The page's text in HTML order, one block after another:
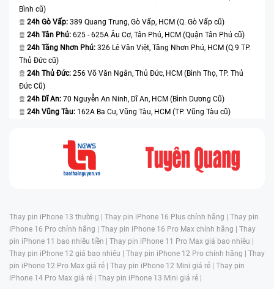
Bình cũ)
24h Gò Vấp: 389 Quang Trung, Gò Vấp, HCM (Q. Gò Vấp cũ)
24h Tân Phú: 625 - 625A Âu Cơ, Tân Phú, HCM (Quận Tân Phú cũ)
24h Tăng Nhơn Phú: 326 Lê Văn Việt, Tăng Nhơn Phú, HCM (Q.9 TP.
Thủ Đức cũ)
24h Thủ Đức: 256 Võ Văn Ngân, Thủ Đức, HCM (Bình Thọ, TP. Thủ
Đức Cũ)
24h Dĩ An: 70 Nguyễn An Ninh, Dĩ An, HCM (Bình Dương Cũ)
24h Vũng Tàu: 162A Ba Cu, Vũng Tàu, HCM (TP. Vũng Tàu cũ)
Thay pin iPhone 13 thường | Thay pin iPhone 16 Plus chính hãng | Thay pin
iPhone 16 Pro chính hãng | Thay pin iPhone 16 Pro Max chính hãng | Thay
pin iPhone 11 bao nhiêu tiền | Thay pin iPhone 11 Pro Max giá bao nhiêu |
Thay pin iPhone 12 giá bao nhiêu | Thay pin iPhone 12 Pro chính hãng | Thay
pin iPhone 12 Pro Max giá rẻ | Thay pin iPhone 12 Mini giá rẻ | Thay pin
iPhone 14 Pro Max giá rẻ | Thay pin iPhone 13 Mini giá rẻ |